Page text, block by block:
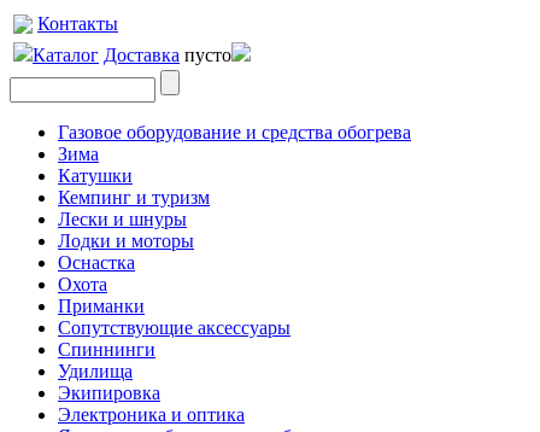
Контакты
Каталог Доставка пусто
Газовое оборудование и средства обогрева
Зима
Катушки
Кемпинг и туризм
Лески и шнуры
Лодки и моторы
Оснастка
Охота
Приманки
Сопутствующие аксессуары
Спиннинги
Удилища
Экипировка
Электроника и оптика